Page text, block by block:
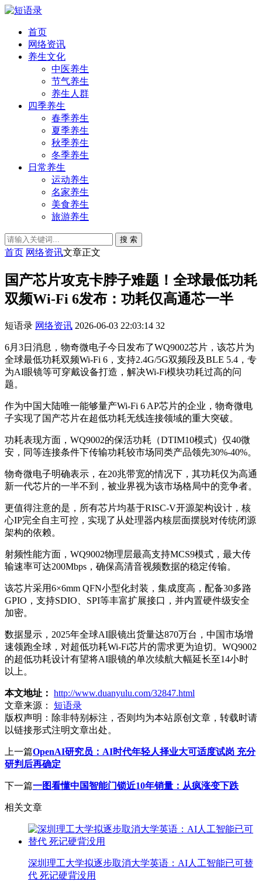
首页
网络资讯
养生文化
中医养生
节气养生
养生人群
四季养生
春季养生
夏季养生
秋季养生
冬季养生
日常养生
运动养生
名家养生
美食养生
旅游养生
搜 索
首页 网络资讯文章正文
国产芯片攻克卡脖子难题！全球最低功耗
双频Wi-Fi 6发布：功耗仅高通芯一半
短语录 网络资讯 2026-06-03 22:03:14 32
6月3日消息，物奇微电子今日发布了WQ9002芯片，该芯片为
全球最低功耗双频Wi-Fi 6，支持2.4G/5G双频段及BLE 5.4，专
为AI眼镜等可穿戴设备打造，解决Wi-Fi模块功耗过高的问
题。
作为中国大陆唯一能够量产Wi-Fi 6 AP芯片的企业，物奇微电
子实现了国产芯片在超低功耗无线连接领域的重大突破。
功耗表现方面，WQ9002的保活功耗（DTIM10模式）仅40微
安，同等连接条件下传输功耗较市场同类产品领先30%-40%。
物奇微电子明确表示，在20兆带宽的情况下，其功耗仅为高通
新一代芯片的一半不到，被业界视为该市场格局中的竞争者。
更值得注意的是，所有芯片均基于RISC-V开源架构设计，核
心IP完全自主可控，实现了从处理器内核层面摆脱对传统闭源
架构的依赖。
射频性能方面，WQ9002物理层最高支持MCS9模式，最大传
输速率可达200Mbps，确保高清音视频数据的稳定传输。
该芯片采用6×6mm QFN小型化封装，集成度高，配备30多路
GPIO，支持SDIO、SPI等丰富扩展接口，并内置硬件级安全
加密。
数据显示，2025年全球AI眼镜出货量达870万台，中国市场增
速领跑全球，对超低功耗Wi-Fi芯片的需求更为迫切。WQ9002
的超低功耗设计有望将AI眼镜的单次续航大幅延长至14小时
以上。
本文地址： http://www.duanyulu.com/32847.html
文章来源：
短语录
版权声明： 除非特别标注，否则均为本站原创文章，转载时请
以链接形式注明文章出处。
上一篇OpenAI研究员：AI时代年轻人择业大可适度试岗 充分
研判后再确定
下一篇一图看懂中国智能门锁近10年销量：从疯涨变下跌
相关文章
深圳理工大学拟逐步取消大学英语：AI人工智能已可替
代 死记硬背没用